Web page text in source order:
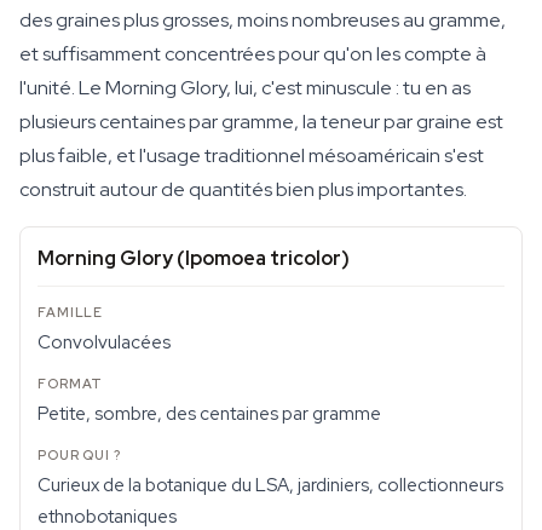
des graines plus grosses, moins nombreuses au gramme,
et suffisamment concentrées pour qu'on les compte à
l'unité. Le Morning Glory, lui, c'est minuscule : tu en as
plusieurs centaines par gramme, la teneur par graine est
plus faible, et l'usage traditionnel mésoaméricain s'est
construit autour de quantités bien plus importantes.
Morning Glory (Ipomoea tricolor)
Convolvulacées
Petite, sombre, des centaines par gramme
Curieux de la botanique du LSA, jardiniers, collectionneurs
ethnobotaniques